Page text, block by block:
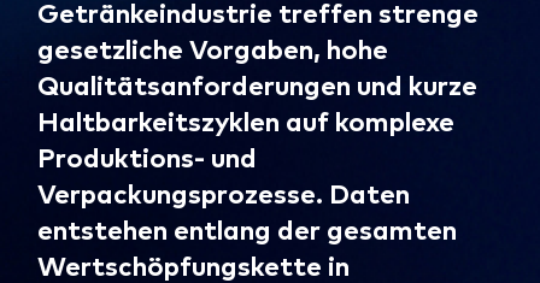
Getränkeindustrie treffen strenge
gesetzliche Vorgaben, hohe
Qualitätsanforderungen und kurze
Haltbarkeitszyklen auf komplexe
Produktions- und
Verpackungsprozesse. Daten
entstehen entlang der gesamten
Wertschöpfungskette in